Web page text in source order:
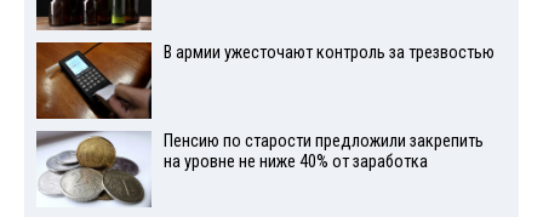
В армии ужесточают контроль за трезвостью
Пенсию по старости предложили закрепить
на уровне не ниже 40% от заработка